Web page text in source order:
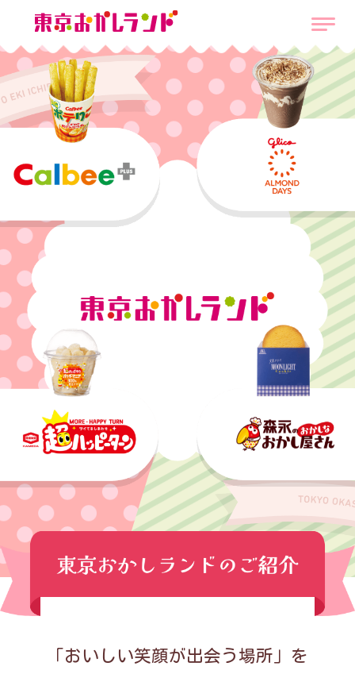
「おいしい笑顔が出会う場所」を